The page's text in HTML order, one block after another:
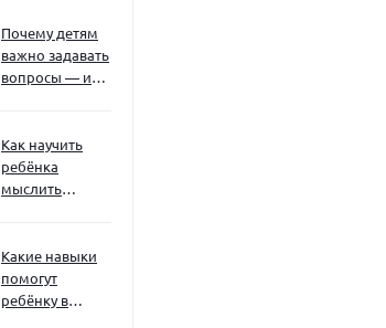
Почему детям
важно задавать
вопросы — и
Как научить
ребёнка
мыслить
сложностей
Какие навыки
помогут
ребёнку в